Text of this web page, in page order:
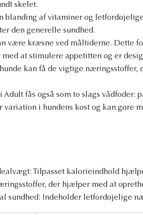
skelet.
blanding af vitaminer og
den generelle sundhed.
være kræsne ved måltiderne. Dette
at stimulere appetitten og er
kan få de vigtige næringsstoffer,
Adult fås også som to slags vådfoder:
variation i hundens kost og kan gøre
Tilpasset kalorieindhold
der hjælper med at
sundhed: Indeholder letfordøjelige